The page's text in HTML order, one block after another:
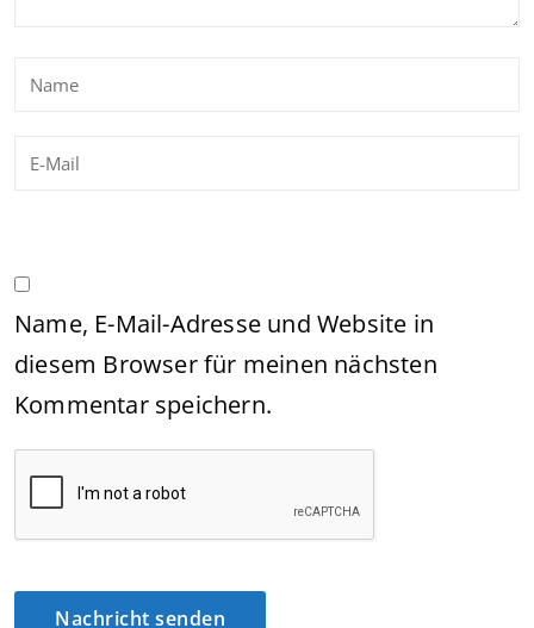
Name, E-Mail-Adresse und Website in
diesem Browser für meinen nächsten
Kommentar speichern.